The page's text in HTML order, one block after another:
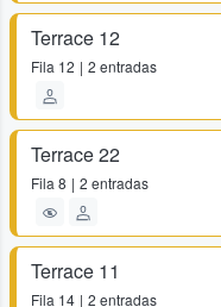
Terrace 12
Fila 12 2 entradas
Terrace 22
Fila 8 2 entradas
Terrace 11
Fila 14 2 entradas